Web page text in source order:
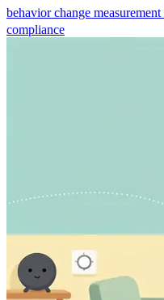
behavior change
compliance